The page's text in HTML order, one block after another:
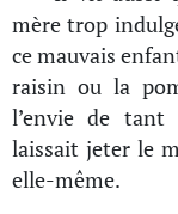
mère trop
ce mauvais
raisin ou la
l’envie de
laissait jeter le
elle-même.